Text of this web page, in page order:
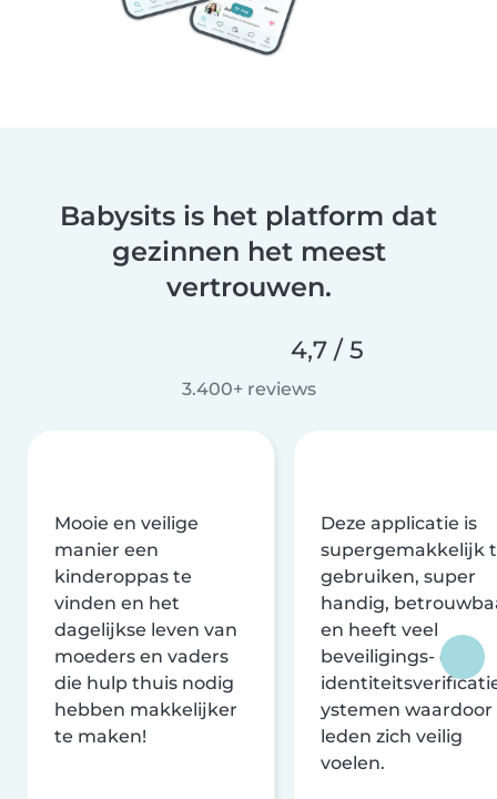
Babysits is het platform dat
gezinnen het meest
vertrouwen.
4,7 / 5
3.400+ reviews
Mooie en veilige
manier een
kinderoppas te
vinden en het
dagelijkse leven van
moeders en vaders
die hulp thuis nodig
hebben makkelijker
te maken!
Deze applicatie is
supergemakkelijk
gebruiken, super
handig,
en heeft veel
beveiligings- en
ystemen waardoor
leden zich veilig
voelen.